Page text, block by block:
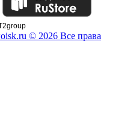
© 2026 Все права